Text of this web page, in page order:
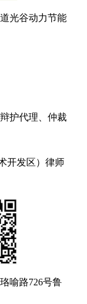
光谷动力节能
护代理、仲裁
开发区）律师
喻路726号鲁